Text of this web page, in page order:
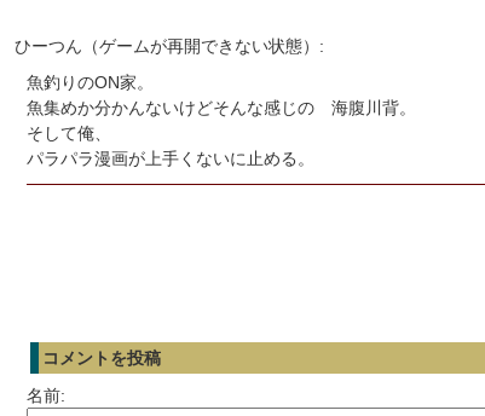
ひーつん（ゲームが再開できない状態）:
魚釣りのON家。
魚集めか分かんないけどそんな感じの 海腹川背。
そして俺、
パラパラ漫画が上手くないに止める。
コメントを投稿
名前: